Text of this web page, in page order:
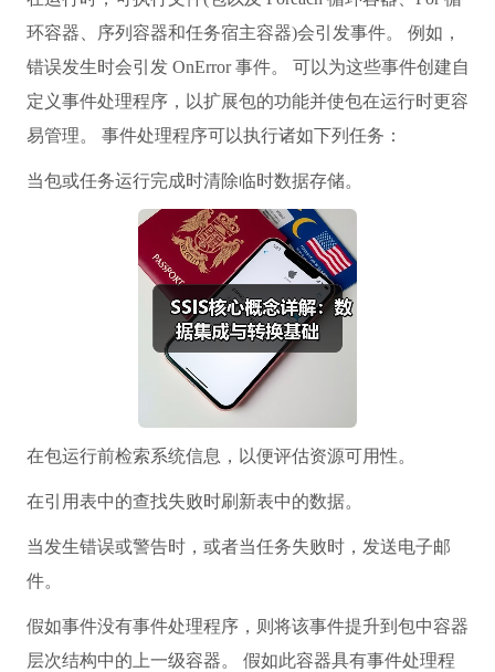
环容器、序列容器和任务宿主容器)会引发事件。 例如，
错误发生时会引发 OnError 事件。 可以为这些事件创建自
定义事件处理程序，以扩展包的功能并使包在运行时更容
易管理。 事件处理程序可以执行诸如下列任务：
当包或任务运行完成时清除临时数据存储。
在包运行前检索系统信息，以便评估资源可用性。
在引用表中的查找失败时刷新表中的数据。
当发生错误或警告时，或者当任务失败时，发送电子邮
件。
假如事件没有事件处理程序，则将该事件提升到包中容器
层次结构中的上一级容器。 假如此容器具有事件处理程